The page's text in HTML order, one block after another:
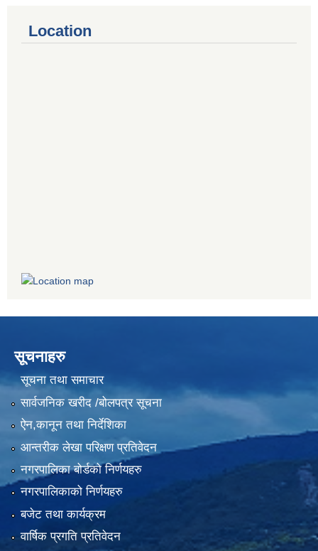
Location
सूचनाहरु
सूचना तथा समाचार
सार्वजनिक खरीद /बोलपत्र सूचना
ऐन,कानून तथा निर्देशिका
आन्तरीक लेखा परिक्षण प्रतिवेदन
नगरपालिका बोर्डको निर्णयहरु
नगरपालिकाको निर्णयहरु
बजेट तथा कार्यक्रम
वार्षिक प्रगति प्रतिवेदन